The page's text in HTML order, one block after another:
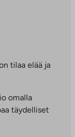
tilaa elää ja
omalla
täydelliset